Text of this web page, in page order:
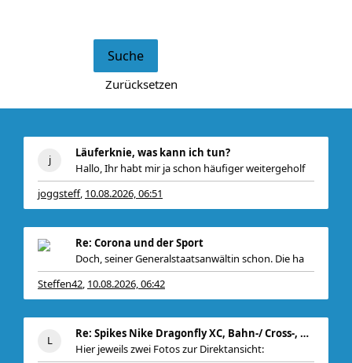
Läuferknie, was kann ich tun?
Hallo, Ihr habt mir ja schon häufiger weitergeholf
joggsteff, 10.08.2026, 06:51
Re: Corona und der Sport
Doch, seiner Generalstaatsanwältin schon. Die ha
Steffen42, 10.08.2026, 06:42
Re: Spikes Nike Dragonfly XC, Bahn-/ Cross-, Gr. 4
Hier jeweils zwei Fotos zur Direktansicht: